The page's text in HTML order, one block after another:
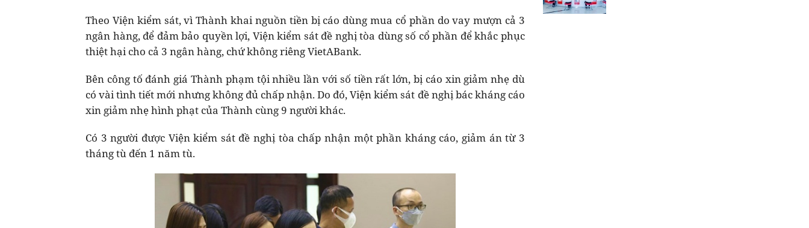
Theo Viện kiểm sát, vì Thành khai nguồn tiền bị cáo dùng mua cổ phần do vay mượn cả 3
ngân hàng, để đảm bảo quyền lợi, Viện kiểm sát đề nghị tòa dùng số cổ phần để khắc phục
thiệt hại cho cả 3 ngân hàng, chứ không riêng VietABank.
Bên công tố đánh giá Thành phạm tội nhiều lần với số tiền rất lớn, bị cáo xin giảm nhẹ dù
có vài tình tiết mới nhưng không đủ chấp nhận. Do đó, Viện kiểm sát đề nghị bác kháng cáo
xin giảm nhẹ hình phạt của Thành cùng 9 người khác.
Có 3 người được Viện kiểm sát đề nghị tòa chấp nhận một phần kháng cáo, giảm án từ 3
tháng tù đến 1 năm tù.